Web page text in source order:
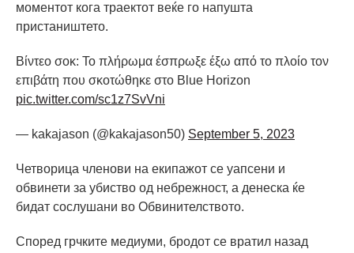
моментот кога траектот веќе го напушта
пристаништето.
Βίντεο σοκ: Το πλήρωμα έσπρωξε έξω από το πλοίο τον
επιβάτη που σκοτώθηκε στο Blue Horizon
pic.twitter.com/sc1z7SvVni
— kakajason (@kakajason50) September 5, 2023
Четворица членови на екипажот се уапсени и
обвинети за убиство од небрежност, а денеска ќе
бидат сослушани во Обвинителството.
Според грчките медиуми, бродот се вратил назад